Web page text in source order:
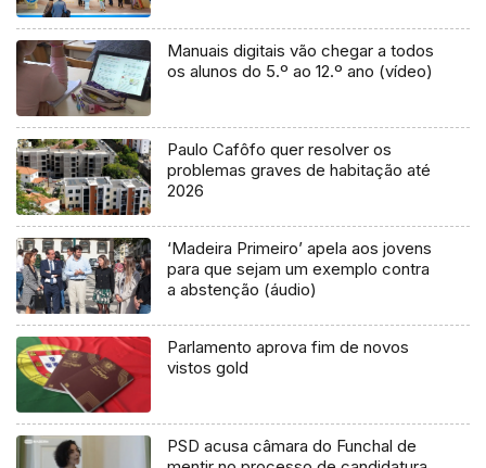
Manuais digitais vão chegar a todos
os alunos do 5.º ao 12.º ano (vídeo)
Paulo Cafôfo quer resolver os
problemas graves de habitação até
2026
‘Madeira Primeiro’ apela aos jovens
para que sejam um exemplo contra
a abstenção (áudio)
Parlamento aprova fim de novos
vistos gold
PSD acusa câmara do Funchal de